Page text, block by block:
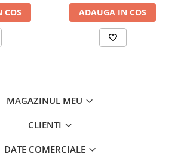
hoteliere
hoteliere Dove
hoteliere
hoteliere Lux
hoteliere
hoteliere
COS ADAUGA IN COS
MAGAZINUL MEU
CLIENTI
DATE COMERCIALE